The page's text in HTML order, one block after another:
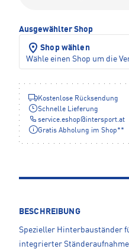
Ausgewählter Shop
Shop wählen
Wähle einen Shop um die
Kostenlose Rücksendung
Schnelle Lieferung
service.eshop@intersport.at
Gratis Abholung im Shop**
BESCHREIBUNG
Spezieller Hinterbauständer
integrierter